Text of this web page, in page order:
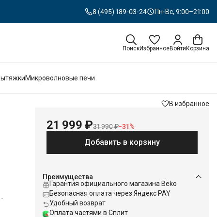
8 (495) 189-03-24 Пн-Вс, 9:00–21:00
ПоискИзбранноеВойти Корзина
Микроволновые печи
В избранное
21 999 ₽31 990 ₽−31%
Добавить в корзину
Преимущества
Гарантия официального магазина Beko
Безопасная оплата через Яндекс PAY
Удобный возврат
Оплата частями в Сплит